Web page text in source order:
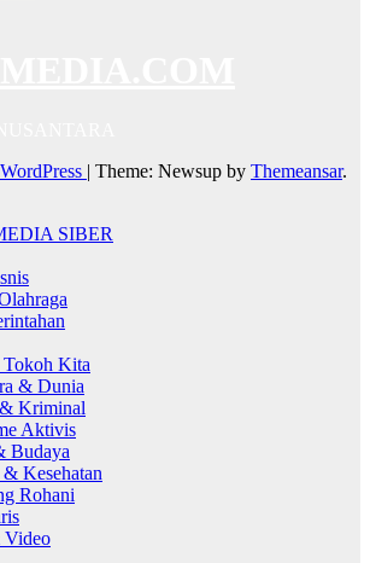
| Theme: Newsup by Themeansar.
SIBER
Kita
& Dunia
Kriminal
Aktivis
Budaya
Kesehatan
Rohani
Video